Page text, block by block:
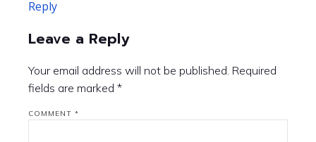
Reply
Leave a Reply
Your email address will not be published. Required
fields are marked *
COMMENT *